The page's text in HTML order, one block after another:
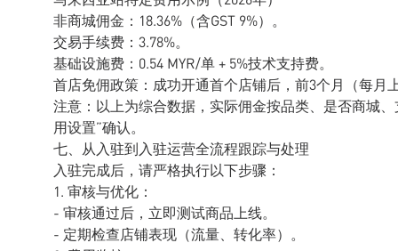
非商城佣金：18.36%（含GST 9%）。
交易手续费：3.78%。
基础设施费：0.54 MYR/单 + 5%技术支持费。
首店免佣政策：成功开通首个店铺后，前3个月（每月
注意：以上为综合数据，实际佣金按品类、是否商城
用设置”确认。
七、从入驻到入驻运营全流程跟踪与处理
入驻完成后，请严格执行以下步骤：
1. 审核与优化：
- 审核通过后，立即测试商品上线。
- 定期检查店铺表现（流量、转化率）。